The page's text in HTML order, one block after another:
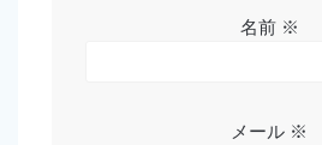
名前 ※
メール ※